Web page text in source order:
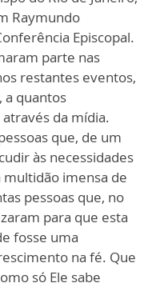
Raymundo
Episcopal.
parte nas
restantes eventos,
a quantos
da mídia.
que, de um
às necessidades
multidão imensa de
pessoas que, no
para que esta
fosse uma
na fé. Que
só Ele sabe